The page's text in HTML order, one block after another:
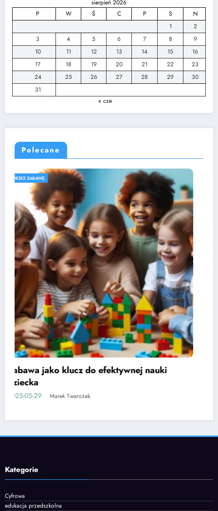
sierpień 2026
P
W Ś C P S
N
1
2
3
4 5 6 7 8
9
10
11 12 13 14 15
16
17
18 19 20 21 22
23
24
25 26 27 28 29
30
31
« cze
Polecane
ROZWÓJ DZIECKA
Etapy rozwoju mowy u dzieci i jak je
wspierać
2025-06-05 Marek Twarożek
Kategorie
Cyfrowa
edukacja przedszkolna